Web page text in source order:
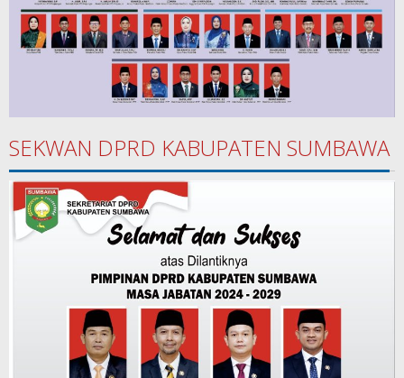
SEKWAN DPRD KABUPATEN SUMBAWA